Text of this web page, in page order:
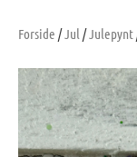
Forside /Jul /Julepynt